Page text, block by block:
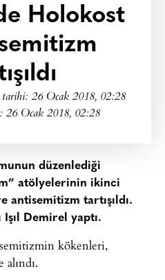
Holokost
tarihi: 26 Ocak 2018, 02:28
26 Ocak 2018, 02:28
düzenlediği
atölyelerinin ikinci
antisemitizm tartışıldı.
Işıl Demirel yaptı.
kökenleri,